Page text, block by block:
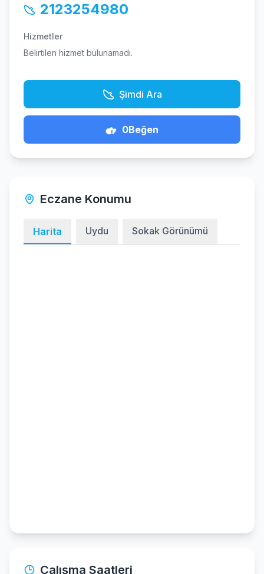
2123254980
Hizmetler
Belirtilen hizmet bulunamadı.
Şimdi Ara
0Beğen
Eczane Konumu
Harita Uydu Sokak Görünümü
Çalışma Saatleri